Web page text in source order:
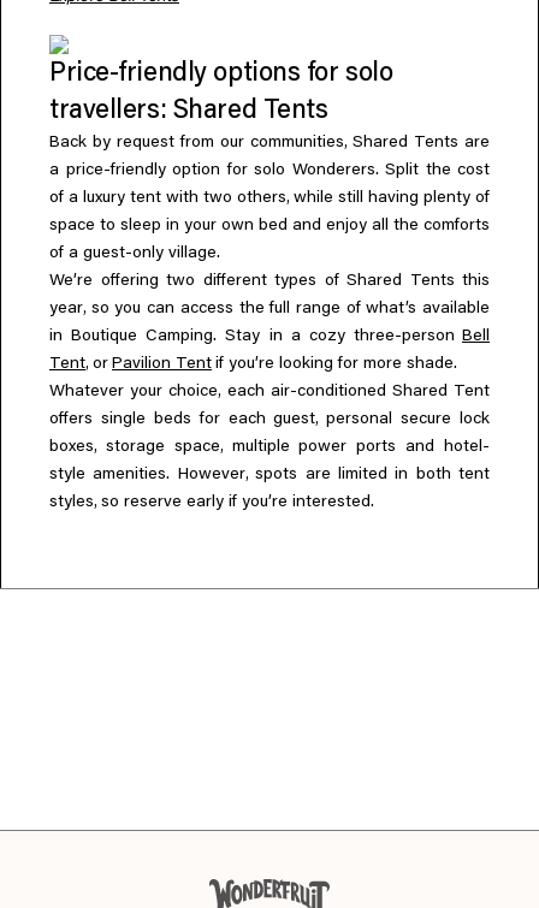
EN
Price-friendly options for solo
travellers: Shared Tents
Back by request from our communities, Shared Tents are
a price-friendly option for solo Wonderers. Split the cost
of a luxury tent with two others, while still having plenty of
space to sleep in your own bed and enjoy all the comforts
of a guest-only village.
We’re offering two different types of Shared Tents this
year, so you can access the full range of what’s available
in Boutique Camping. Stay in a cozy three-person Bell
Tent, or Pavilion Tent if you’re looking for more shade.
Whatever your choice, each air-conditioned Shared Tent
offers single beds for each guest,personal secure lock
boxes, storage space, multiple power ports and hotel-
style amenities. However,spots are limited in both tent
styles, so reserve early if you’re interested.